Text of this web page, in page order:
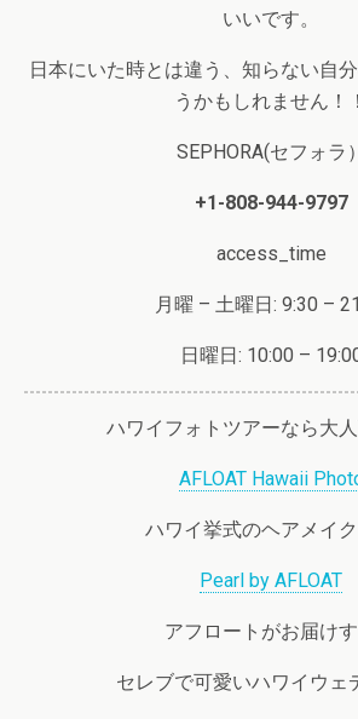
いいです。
日本にいた時とは違う、知らない自
うかもしれません！！
SEPHORA(セフォラ）
+1-808-944-9797
access_time
月曜 – 土曜日: 9:30 –
日曜日: 10:00 –
ハワイフォトツアーなら大
AFLOAT Hawaii
ハワイ挙式のヘアメイ
Pearl by AFLOAT
アフロートがお届け
セレブで可愛いハワイウェ